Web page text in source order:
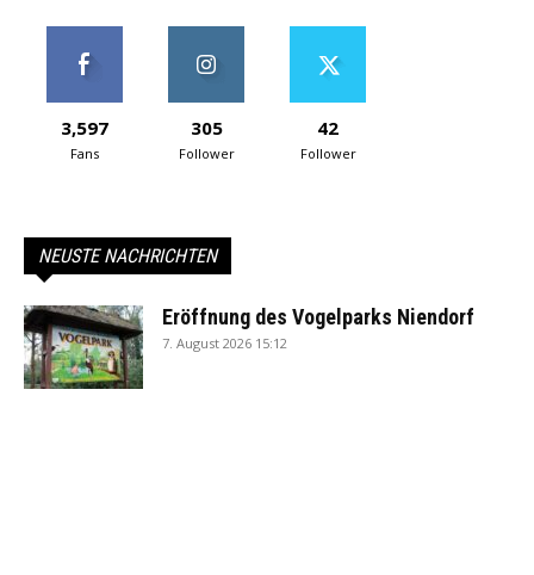
3,597
Fans
305
Follower
42
Follower
NEUSTE NACHRICHTEN
Eröffnung des Vogelparks Niendorf
7. August 2026 15:12